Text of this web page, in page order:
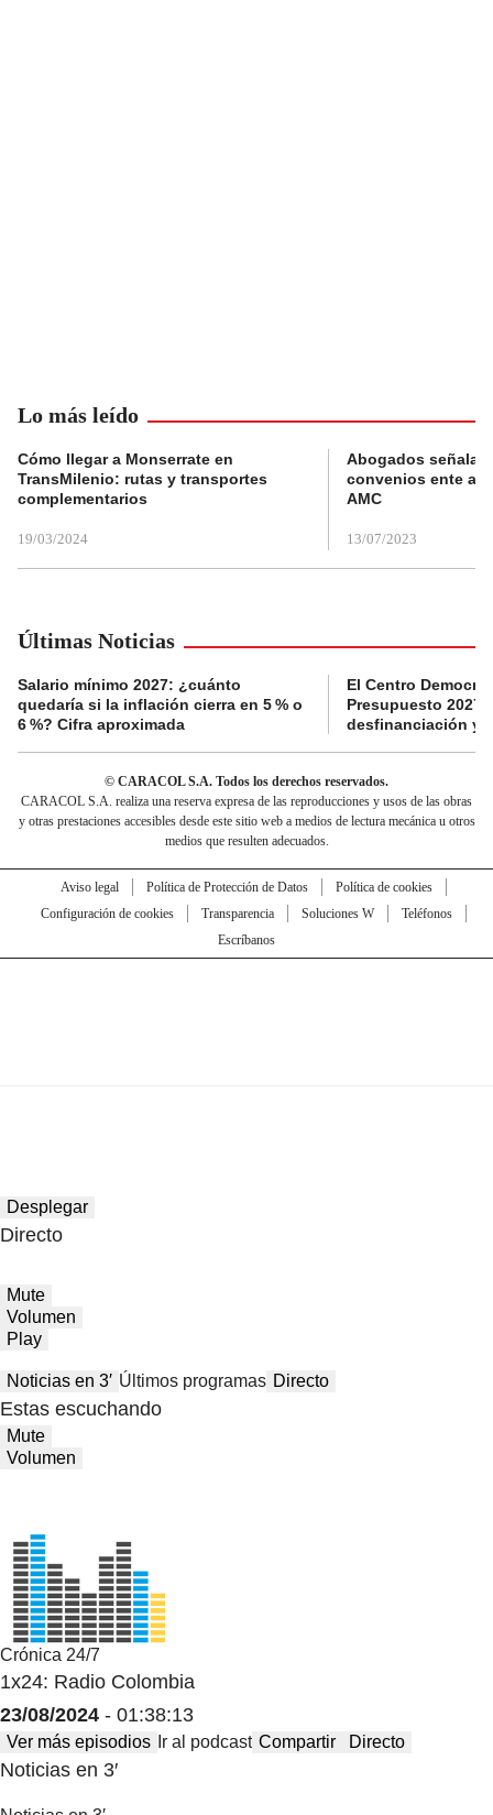
Lo más leído
Cómo llegar a Monserrate en
TransMilenio: rutas y transportes
complementarios
19/03/2024
Abogados
convenios ente
AMC
13/07/2023
Últimas Noticias
Salario mínimo 2027: ¿cuánto
quedaría si la inflación cierra en 5 % o
6 %? Cifra aproximada
El Centro
Presupuesto 2027
desfinanciación y
© CARACOL S.A. Todos los derechos reservados.
CARACOL S.A. realiza una reserva expresa de las reproducciones y usos de las obras
y otras prestaciones accesibles desde este sitio web a medios de lectura mecánica u otros
medios que resulten adecuados.
Aviso legal Política de Protección de Datos
Política de cookies
Configuración de cookies
Transparencia Soluciones W
Teléfonos
Escríbanos
Desplegar
Directo
Mute
Volumen
Play
Noticias en 3′ Últimos programas Directo
Estas escuchando
Mute
Volumen
Crónica 24/7
1x24: Radio Colombia
23/08/2024 - 01:38:13
Ver más episodios Ir al podcast Compartir Directo
Noticias en 3′